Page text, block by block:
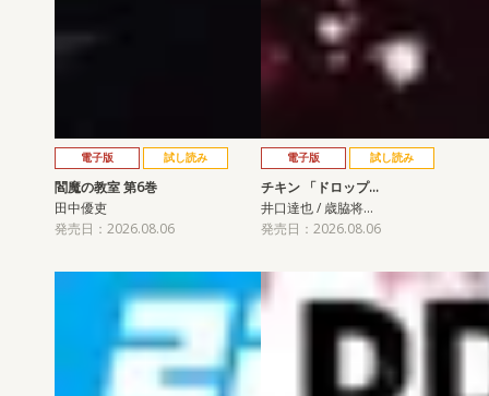
電子版 試し読み
閻魔の教室 第6巻
田中優吏
発売日：2026.08.06
電子版 試し読み
チキン 「ドロップ…
井口達也 / 歳脇将…
発売日：2026.08.06